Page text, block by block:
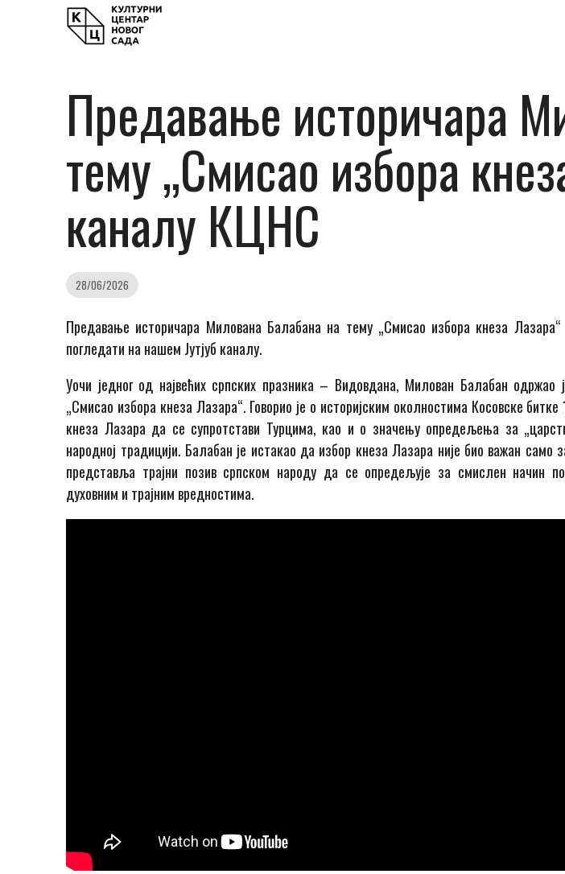
Предавање историчара
тему „Смисао избора
каналу КЦНС
28/06/2026
Предавање историчара Милована Балабана на тему „Смисао избора кнеза
погледати на нашем Јутјуб каналу.
Уочи једног од највећих српских празника – Видовдана, Милован Балабан
„Смисао избора кнеза Лазара“. Говорио је о историјским околностима Косовске
кнеза Лазара да се супротстави Турцима, као и о значењу опредељења за
народној традицији. Балабан је истакао да избор кнеза Лазара није био важан само
представља трајни позив српском народу да се опредељује за смислен начин
духовним и трајним вредностима.